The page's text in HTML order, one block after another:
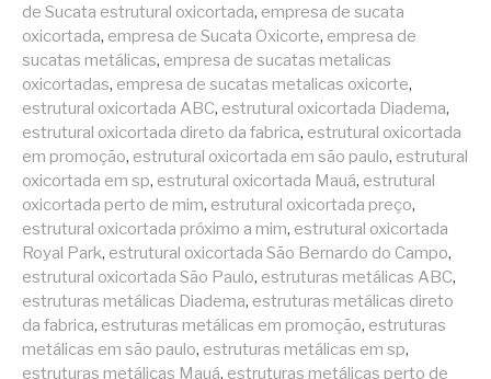
de Sucata estrutural oxicortada, empresa de sucata
oxicortada, empresa de Sucata Oxicorte, empresa de
sucatas metálicas, empresa de sucatas metalicas
oxicortadas, empresa de sucatas metalicas oxicorte,
estrutural oxicortada ABC, estrutural oxicortada Diadema,
estrutural oxicortada direto da fabrica, estrutural oxicortada
em promoção, estrutural oxicortada em são paulo, estrutural
oxicortada em sp, estrutural oxicortada Mauá, estrutural
oxicortada perto de mim, estrutural oxicortada preço,
estrutural oxicortada próximo a mim, estrutural oxicortada
Royal Park, estrutural oxicortada São Bernardo do Campo,
estrutural oxicortada São Paulo, estruturas metálicas ABC,
estruturas metálicas Diadema, estruturas metálicas direto
da fabrica, estruturas metálicas em promoção, estruturas
metálicas em são paulo, estruturas metálicas em sp,
estruturas metálicas Mauá, estruturas metálicas perto de